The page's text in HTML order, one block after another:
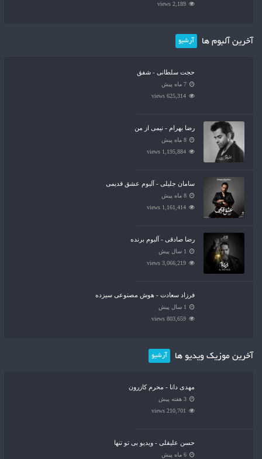
2,189 views
آخرین آلبوم ها آرشیو
حجت سلطانی - شفق
7 ماه پیش
625,314 views
رضا بهرام - نیمی از من
8 ماه پیش
1,195,884 views
سامان جلیلی - آلبوم عشق قدیمی
8 ماه پیش
1,161,414 views
رضا صادقی - آلبوم برنده
1 سال پیش
3,066,219 views
فرزاد سعادت - هوش مصنوعی سیزده
1 سال پیش
803,659 views
آخرین موزیک ویدیو ها آرشیو
مهدی دانا - محرم کازرون
3 هفته پیش
210,701 views
حسن علیقلی - ویدیو بی تو تنها
6 ماه پیش